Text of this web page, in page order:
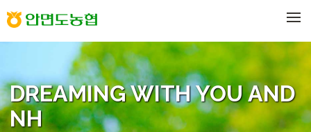
DREAMING WITH YOU AND
NH